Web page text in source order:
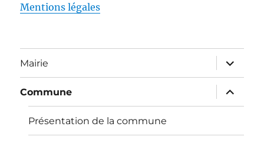
Mentions légales
Mairie
ouvrir
le
sous-
menu
Commune
ouvrir
le
sous-
Présentation de la commune